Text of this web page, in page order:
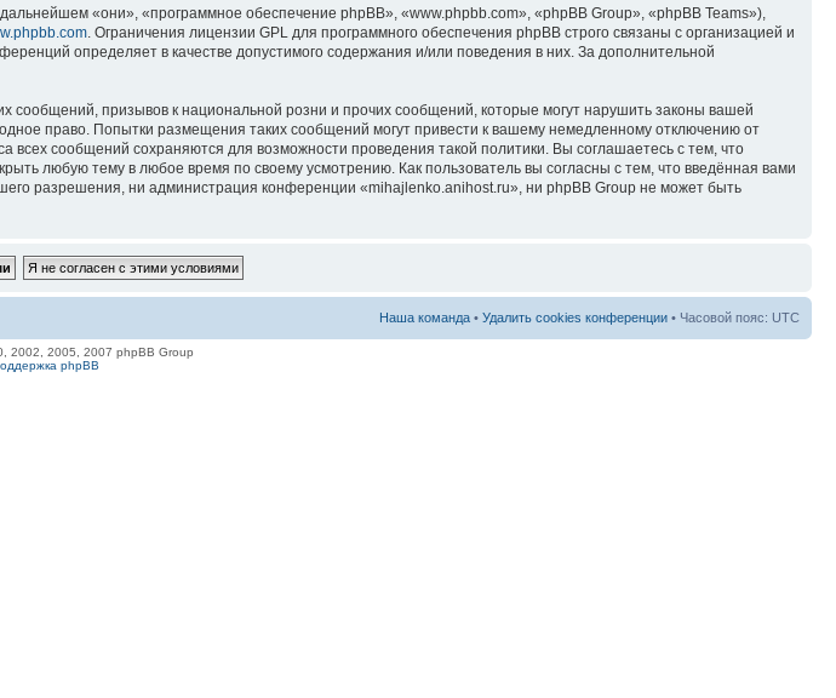
«они», «программное обеспечение phpBB», «www.phpbb.com», «phpBB Group», «phpBB Teams»),
. Ограничения лицензии GPL для программного обеспечения phpBB строго связаны с организацией и
определяет в качестве допустимого содержания и/или поведения в них. За дополнительной
призывов к национальной розни и прочих сообщений, которые могут нарушить законы вашей
право. Попытки размещения таких сообщений могут привести к вашему немедленному отключению от
сообщений сохраняются для возможности проведения такой политики. Вы соглашаетесь с тем, что
любую тему в любое время по своему усмотрению. Как пользователь вы согласны с тем, что введённая вами
разрешения, ни администрация конференции «mihajlenko.anihost.ru», ни phpBB Group не может быть
Наша команда • Удалить cookies конференции • Часовой пояс: UTC
2002, 2005, 2007 phpBB Group
phpBB